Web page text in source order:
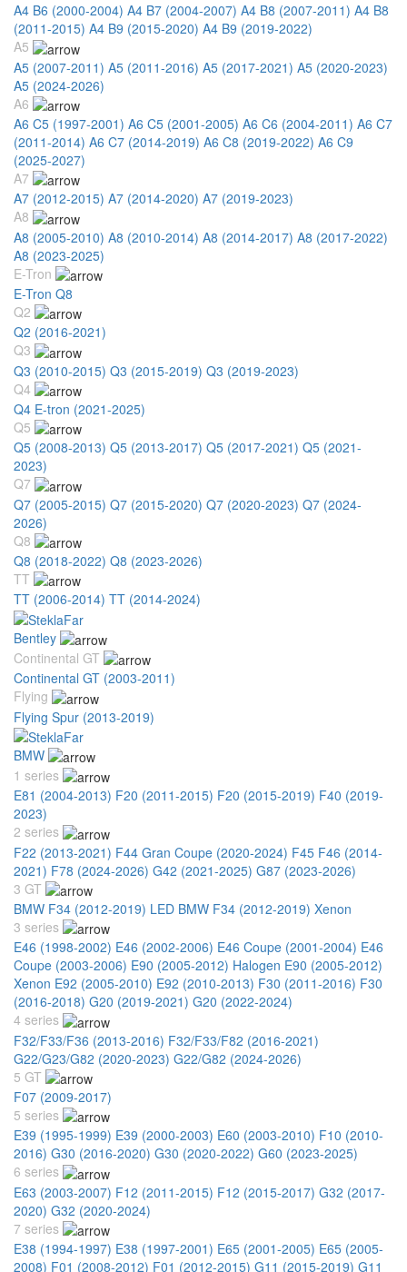
A4 B6 (2000-2004) A4 B7 (2004-2007) A4 B8 (2007-2011) A4 B8
(2011-2015) A4 B9 (2015-2020) A4 B9 (2019-2022)
A5
A5 (2007-2011) A5 (2011-2016) A5 (2017-2021) A5 (2020-2023)
A5 (2024-2026)
A6
A6 C5 (1997-2001) A6 C5 (2001-2005) A6 C6 (2004-2011) A6 C7
(2011-2014) A6 C7 (2014-2019) A6 C8 (2019-2022) A6 C9
(2025-2027)
A7
A7 (2012-2015) A7 (2014-2020) A7 (2019-2023)
A8
A8 (2005-2010) A8 (2010-2014) A8 (2014-2017) A8 (2017-2022)
A8 (2023-2025)
E-Tron
E-Tron Q8
Q2
Q2 (2016-2021)
Q3
Q3 (2010-2015) Q3 (2015-2019) Q3 (2019-2023)
Q4
Q4 E-tron (2021-2025)
Q5
Q5 (2008-2013) Q5 (2013-2017) Q5 (2017-2021) Q5 (2021-
2023)
Q7
Q7 (2005-2015) Q7 (2015-2020) Q7 (2020-2023) Q7 (2024-
2026)
Q8
Q8 (2018-2022) Q8 (2023-2026)
TT
TT (2006-2014) TT (2014-2024)
Bentley
Continental GT
Continental GT (2003-2011)
Flying
Flying Spur (2013-2019)
BMW
1 series
E81 (2004-2013) F20 (2011-2015) F20 (2015-2019) F40 (2019-
2023)
2 series
F22 (2013-2021) F44 Gran Coupe (2020-2024) F45 F46 (2014-
2021) F78 (2024-2026) G42 (2021-2025) G87 (2023-2026)
3 GT
BMW F34 (2012-2019) LED BMW F34 (2012-2019) Xenon
3 series
E46 (1998-2002) E46 (2002-2006) E46 Coupe (2001-2004) E46
Coupe (2003-2006) E90 (2005-2012) Halogen E90 (2005-2012)
Xenon E92 (2005-2010) E92 (2010-2013) F30 (2011-2016) F30
(2016-2018) G20 (2019-2021) G20 (2022-2024)
4 series
F32/F33/F36 (2013-2016) F32/F33/F82 (2016-2021)
G22/G23/G82 (2020-2023) G22/G82 (2024-2026)
5 GT
F07 (2009-2017)
5 series
E39 (1995-1999) E39 (2000-2003) E60 (2003-2010) F10 (2010-
2016) G30 (2016-2020) G30 (2020-2022) G60 (2023-2025)
6 series
E63 (2003-2007) F12 (2011-2015) F12 (2015-2017) G32 (2017-
2020) G32 (2020-2024)
7 series
E38 (1994-1997) E38 (1997-2001) E65 (2001-2005) E65 (2005-
2008) F01 (2008-2012) F01 (2012-2015) G11 (2015-2019) G11